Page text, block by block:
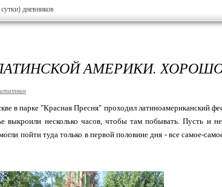
дневников
АМЕРИКИ.
в парке "Красная Пресня" проходил латиноамериканский
выкроили несколько часов, чтобы там побывать. Пусть и
пойти туда только в первой половине дня - все самое-